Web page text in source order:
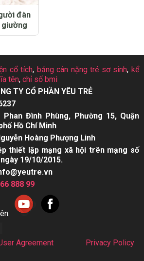
đàn
cổ tích, bảng cân nặng trẻ sơ sinh,kể
tên, chỉ số bmi
TY CỔ PHẦN YÊU TRẺ
Phan Đình Phùng, Phường 15, Quận
Hồ Chí Minh
Hoàng Phượng Linh
thiết lập mạng xã hội trên mạng số
19/10/2015.
888 99
Agreement
Privacy Policy